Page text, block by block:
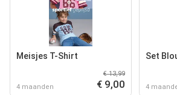
Meisjes T-Shirt
4 maanden
€ 13,99
€ 9,00
Set
4